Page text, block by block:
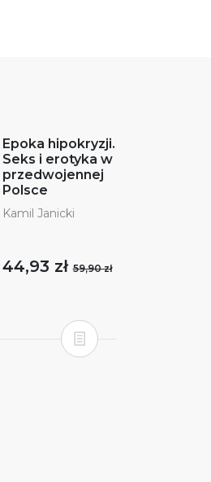
Epoka hipokryzji.
Seks i erotyka w
przedwojennej
Polsce
Kamil Janicki
44,93 zł59,90 zł